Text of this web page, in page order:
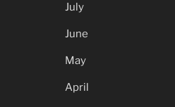
July
June
May
April